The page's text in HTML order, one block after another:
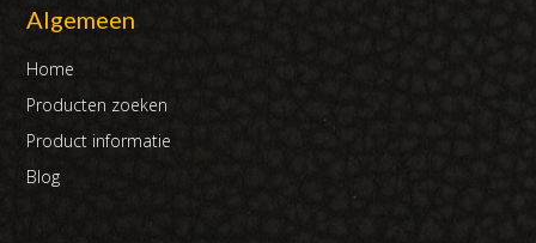
Algemeen
Home
Producten zoeken
Product informatie
Blog